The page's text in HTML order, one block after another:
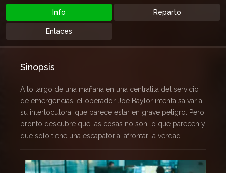
Info Reparto
Enlaces
Sinopsis
A lo largo de una mañana en una centralita del servicio
de emergencias, el operador Joe Baylor intenta salvar a
su interlocutora, que parece estar en grave peligro. Pero
pronto descubre que las cosas no son lo que parecen y
que solo tiene una escapatoria: afrontar la verdad.